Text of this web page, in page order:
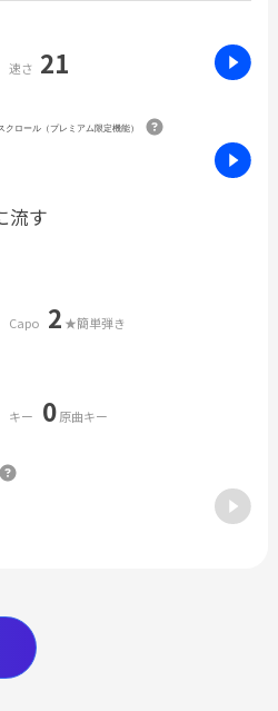
速さ 21
クロール（プレミアム限定機能）
流す
Capo 2 ★簡単弾き
キー 0原曲キー